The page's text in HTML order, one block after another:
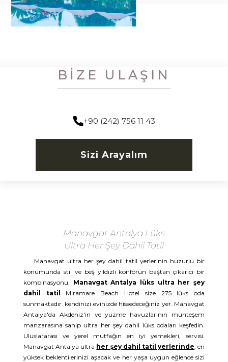
BIZE ULAŞIN
+90 (242) 756 11 43
Sizi Arayalım
Manavgat Antalya Lüks
Ultra Her Şey Dahil Tatil
Manavgat ultra her şey dahil tatil yerlerinin huzurlu bir
konumunda stil ve beş yıldızlı konforun baştan çıkarıcı bir
kombinasyonu. Manavgat Antalya lüks ultra her şey
dahil tatil Miramare Beach Hotel size 275 lüks oda
sunmaktadır. kendinizi evinizde hissedeceğiniz yer. Manavgat
Antalya'da Akdeniz'in ve yüzme havuzlarının muhteşem
manzarasına sahip ultra her şey dahil lüks odaları keşfedin.
Uluslararası ve yerel mutfağın en iyi yemekleri, servisi.
Manavgat Antalya ultra her şey dahil tatil yerlerinde, en
yüksek beklentilerinizi aşacak ve her yaşa uygun eğlence sizi